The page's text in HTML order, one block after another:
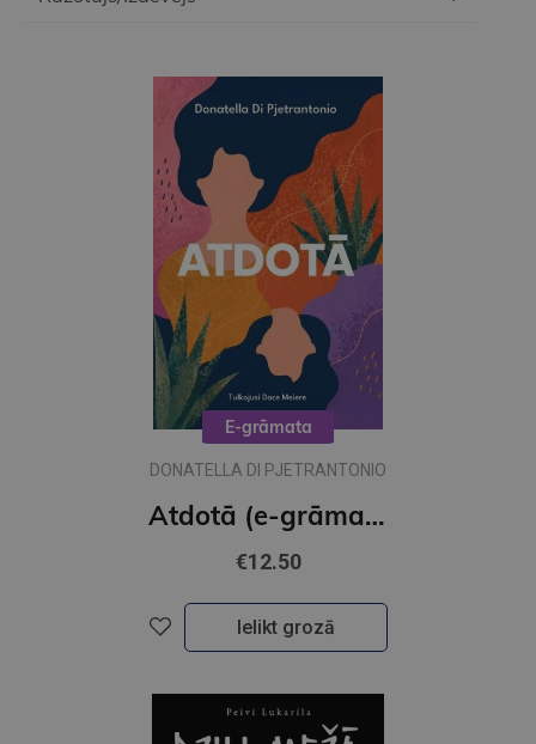
E-grāmata
DONATELLA DI PJETRANTONIO
Atdotā (e-grāmata)
€12.50
Ielikt grozā